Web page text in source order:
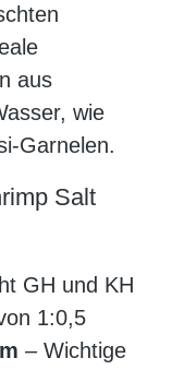
aus
wie
Garnelen.
Salt
GH und KH
1:0,5
– Wichtige